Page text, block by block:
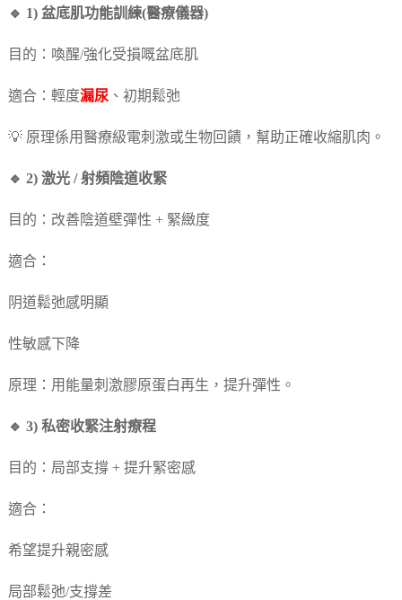
🔹 1) 盆底肌功能訓練(醫療儀器)
目的：喚醒/強化受損嘅盆底肌
適合：輕度漏尿、初期鬆弛
💡 原理係用醫療級電刺激或生物回饋，幫助正確收縮肌肉。
🔹 2) 激光 / 射頻陰道收緊
目的：改善陰道壁彈性 + 緊緻度
適合：
阴道鬆弛感明顯
性敏感下降
原理：用能量刺激膠原蛋白再生，提升彈性。
🔹 3) 私密收緊注射療程
目的：局部支撐 + 提升緊密感
適合：
希望提升親密感
局部鬆弛/支撐差